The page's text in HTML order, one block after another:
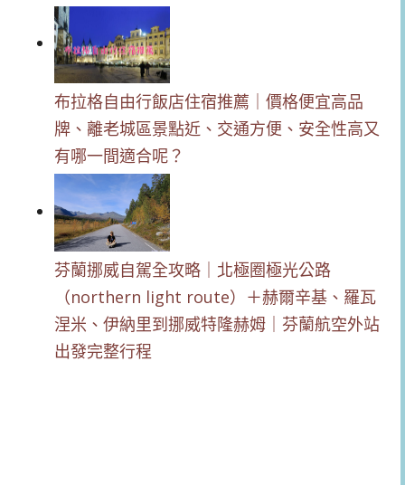
布拉格自由行飯店住宿推薦｜價格便宜高品
牌、離老城區景點近、交通方便、安全性高又
有哪一間適合呢？
芬蘭挪威自駕全攻略｜北極圈極光公路
（northern light route）＋赫爾辛基、羅瓦
涅米、伊納里到挪威特隆赫姆｜芬蘭航空外站
出發完整行程